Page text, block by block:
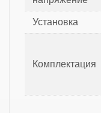
Установка
Комплектация